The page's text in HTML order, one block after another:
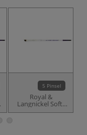
5 Pinsel
Royal &
Langnickel Soft-
Grip™ Synthetik-